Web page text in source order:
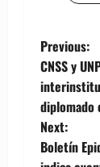
P
o
s
t
Previous:
CNSS y
diplomado
Next:
Boletín